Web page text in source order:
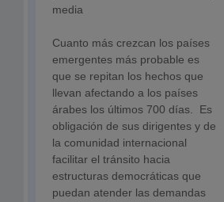
media
Cuanto más crezcan los países
emergentes más probable es
que se repitan los hechos que
llevan afectando a los países
árabes los últimos 700 días. Es
obligación de sus dirigentes y de
la comunidad internacional
facilitar el tránsito hacia
estructuras democráticas que
puedan atender las demandas